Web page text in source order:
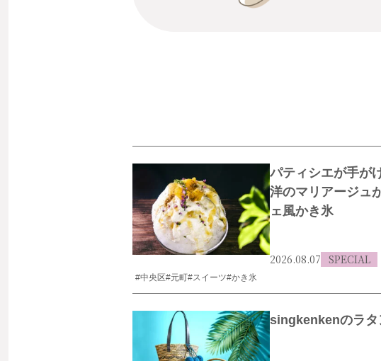
パティシエが手が
洋のマリアージュ
ェ風かき氷
2026.08.07 SPECIAL
#中央区#元町#スイーツ#かき氷
singkenkenのラタ